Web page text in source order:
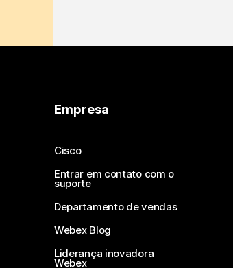
Empresa
Cisco
Entrar em contato com o
suporte
Departamento de vendas
Webex Blog
Liderança inovadora
Webex